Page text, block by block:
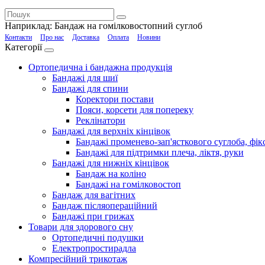
Наприклад: Бандаж на гомілковостопний суглоб
Контакти Про нас Доставка Оплата Новини
Категорії
Ортопедична і бандажна продукція
Бандажі для шиї
Бандажі для спини
Коректори постави
Пояси, корсети для попереку
Реклінатори
Бандажі для верхніх кінцівок
Бандажі променево-зап'ясткового суглоба,
Бандажі для підтримки плеча, ліктя, руки
Бандажі для нижніх кінцівок
Бандаж на коліно
Бандажі на гомілковостоп
Бандаж для вагітних
Бандаж післяопераційний
Бандажі при грижах
Товари для здорового сну
Ортопедичні подушки
Електропростирадла
Компресійний трикотаж